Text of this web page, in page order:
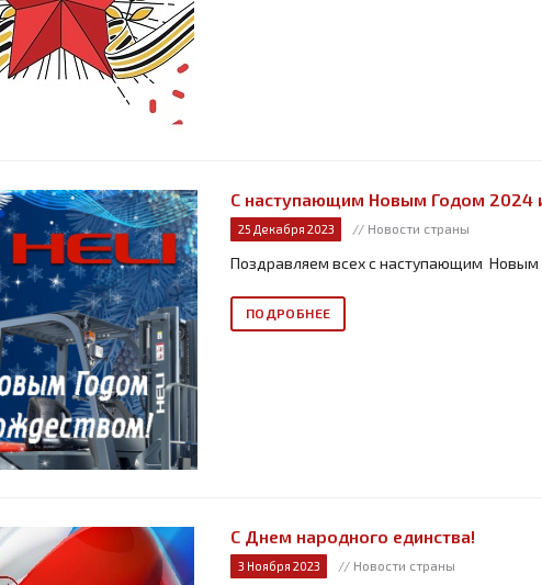
С наступающим Новым Годом 2024
25 Декабря 2023 // Новости страны
Поздравляем всех с наступающим
ПОДРОБНЕЕ
С Днем народного единства!
3 Ноября 2023 // Новости страны